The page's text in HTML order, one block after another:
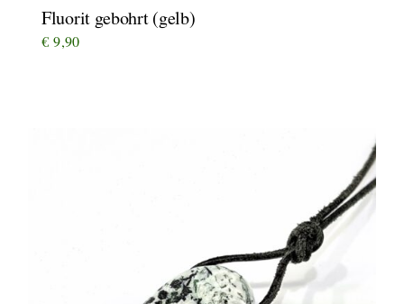
Fluorit gebohrt (gelb)
€ 9,90